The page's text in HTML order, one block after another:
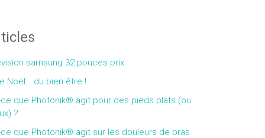
samsung 32 pouces prix
Noël… du bien être !
ce que Photonik® agit pour des pieds plats (ou
?
ce que Photonik® agit sur les douleurs de bras